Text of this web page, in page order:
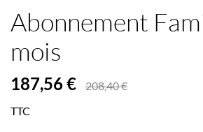
Abonnement
mois
187,56 €
208,40 €
TTC